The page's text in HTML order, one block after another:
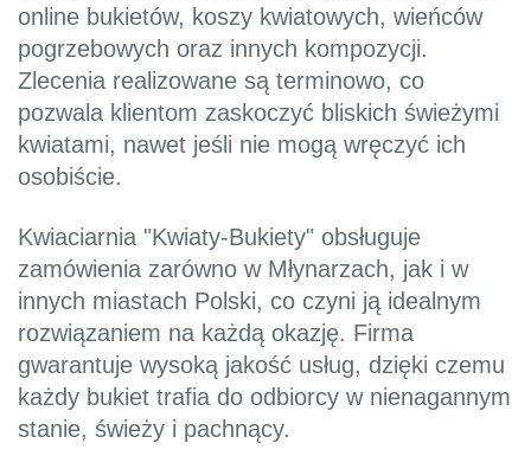
online bukietów, koszy kwiatowych, wieńców
pogrzebowych oraz innych kompozycji.
Zlecenia realizowane są terminowo, co
pozwala klientom zaskoczyć bliskich świeżymi
kwiatami, nawet jeśli nie mogą wręczyć ich
osobiście.
Kwiaciarnia "Kwiaty-Bukiety" obsługuje
zamówienia zarówno w Młynarzach, jak i w
innych miastach Polski, co czyni ją idealnym
rozwiązaniem na każdą okazję. Firma
gwarantuje wysoką jakość usług, dzięki czemu
każdy bukiet trafia do odbiorcy w nienagannym
stanie, świeży i pachnący.